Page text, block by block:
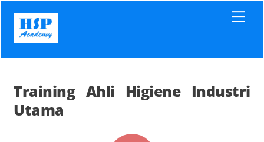
content
Training Ahli Higiene Industri
Utama